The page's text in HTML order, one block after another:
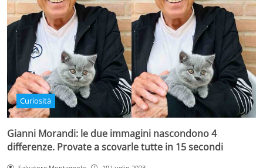
Curiosità
Gianni Morandi: le due immagini nascondono 4
differenze. Provate a scovarle tutte in 15 secondi